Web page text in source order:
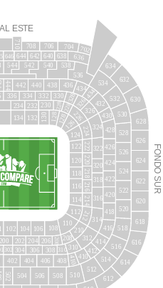
102 104 106 108
110
112
114
116
118
120
122
124
126
128
128
130
132
134
200
234 232 230 228228
226
224
222
220
218
216
214
212
210
208
208
206
204
202
302
336 334 332 330 328326
326
324
322
320
318
316
314
312
310
310
308
306
304
444 442 440 438 436 434434
432
430
428
426
424
422
420
418
416
414
412
410
410
408
406
404
402
544 542 540 538
536
534
532
530
528
526
524
522
520
518
516
514
512
510
508
506
504
502
646
710
644
708
642
706
640
704
638
702
636
634
632
630
628
626
624
622
620
618
616
614
612
ESTE
FONDO
SUR